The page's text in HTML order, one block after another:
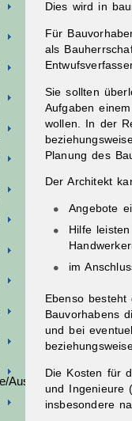
Ausschreibungen
Dies wird in
Für
als
Sie sollten
Aufgaben
wollen. In der
Planung des
Der Architekt
Angebote
Hilfe
im
Ebenso
Bauvorhabens
und bei
Die Kosten für
und Ingenieure
insbesondere